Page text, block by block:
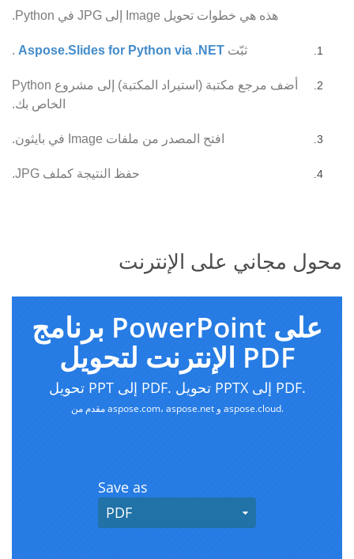
هذه هي خطوات تحويل Image إلى JPG في Python.
ثبّت Aspose.Slides for Python via .NET
.
أضف مرجع مكتبة (استيراد المكتبة) إلى مشروع Python
الخاص بك.
افتح المصدر من ملفات Image في بايثون.
حفظ النتيجة كملف JPG.
محول مجاني على الإنترنت